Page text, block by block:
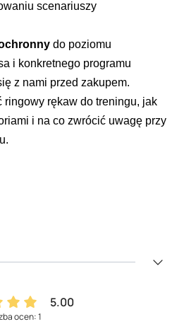
scenariuszy
do poziomu
i konkretnego programu
z nami przed zakupem.
ringowy rękaw do treningu, jak
i na co zwrócić uwagę przy
5.00
ocen: 1